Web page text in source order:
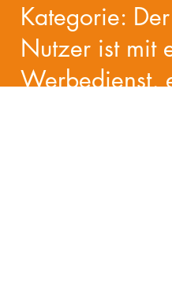
Kategorie: Der
Nutzer ist mit
Werbedienst,